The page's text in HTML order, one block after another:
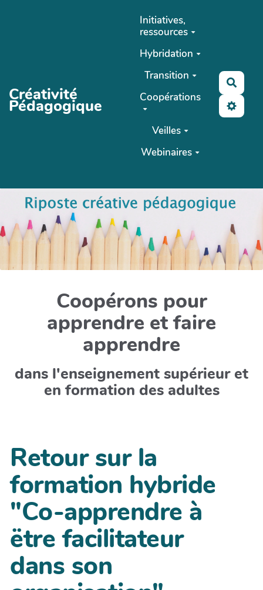
Créativité
Pédagogique
Initiatives,
ressources
Hybridation
Transition
Coopérations
Veilles
Webinaires
Coopérons pour
apprendre et faire
apprendre
dans l'enseignement supérieur et
en formation des adultes
Retour sur la
formation hybride
"Co-apprendre à
ëtre facilitateur
dans son